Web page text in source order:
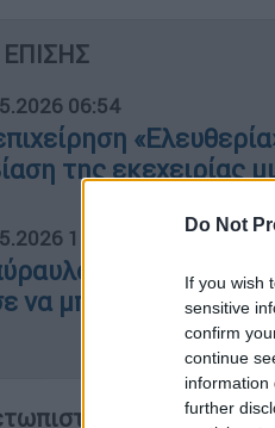
Do Not
If you wish
sensitive
confirm
continue
information
further
06:54
της εκεχειρίας
13:34
χτύπησαν
να μπει στο Στενό
η απειλήτων